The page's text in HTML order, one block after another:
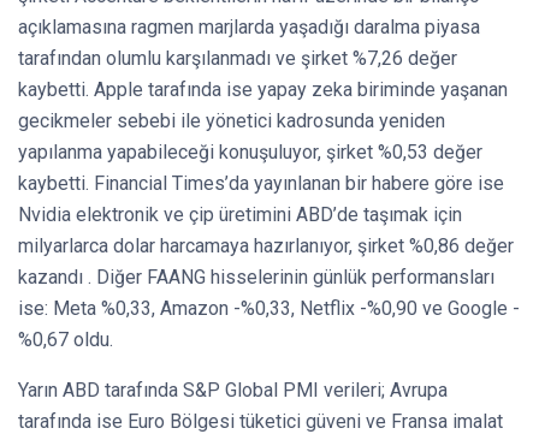
açıklamasına ragmen marjlarda yaşadığı daralma piyasa
tarafından olumlu karşılanmadı ve şirket %7,26 değer
kaybetti. Apple tarafında ise yapay zeka biriminde yaşanan
gecikmeler sebebi ile yönetici kadrosunda yeniden
yapılanma yapabileceği konuşuluyor, şirket %0,53 değer
kaybetti. Financial Times’da yayınlanan bir habere göre ise
Nvidia elektronik ve çip üretimini ABD’de taşımak için
milyarlarca dolar harcamaya hazırlanıyor, şirket %0,86 değer
kazandı . Diğer FAANG hisselerinin günlük performansları
ise: Meta %0,33, Amazon -%0,33, Netflix -%0,90 ve Google -
%0,67 oldu.
Yarın ABD tarafında S&P Global PMI verileri; Avrupa
tarafında ise Euro Bölgesi tüketici güveni ve Fransa imalat